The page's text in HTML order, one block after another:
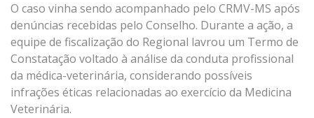
O caso vinha sendo acompanhado pelo CRMV-MS após
denúncias recebidas pelo Conselho. Durante a ação, a
equipe de fiscalização do Regional lavrou um Termo de
Constatação voltado à análise da conduta profissional
da médica-veterinária, considerando possíveis
infrações éticas relacionadas ao exercício da Medicina
Veterinária.